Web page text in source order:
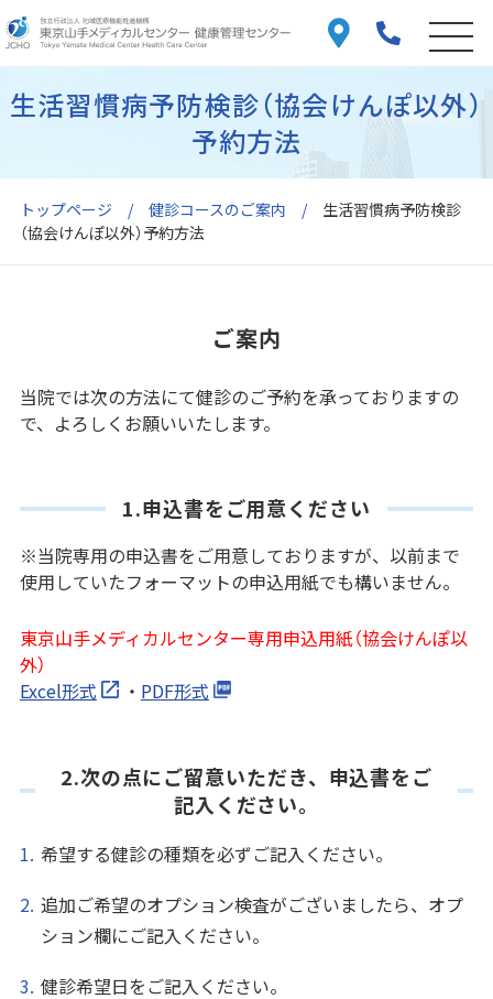
トップページ 健診コースのご案内
生活習慣病予防検診
（協会けんぽ以外）予約方法
生活習慣病予防検診（協会けんぽ以外）
予約方法
ご案内
当院では次の方法にて健診のご予約を承っておりますの
で、よろしくお願いいたします。
1.申込書をご用意ください
※当院専用の申込書をご用意しておりますが、以前まで
使用していたフォーマットの申込用紙でも構いません。
東京山手メディカルセンター専用申込用紙（協会けんぽ以
外）
Excel形式
・ PDF形式
2.次の点にご留意いただき、申込書をご
記入ください。
希望する健診の種類を必ずご記入ください。
追加ご希望のオプション検査がございましたら、オプ
ション欄にご記入ください。
健診希望日をご記入ください。